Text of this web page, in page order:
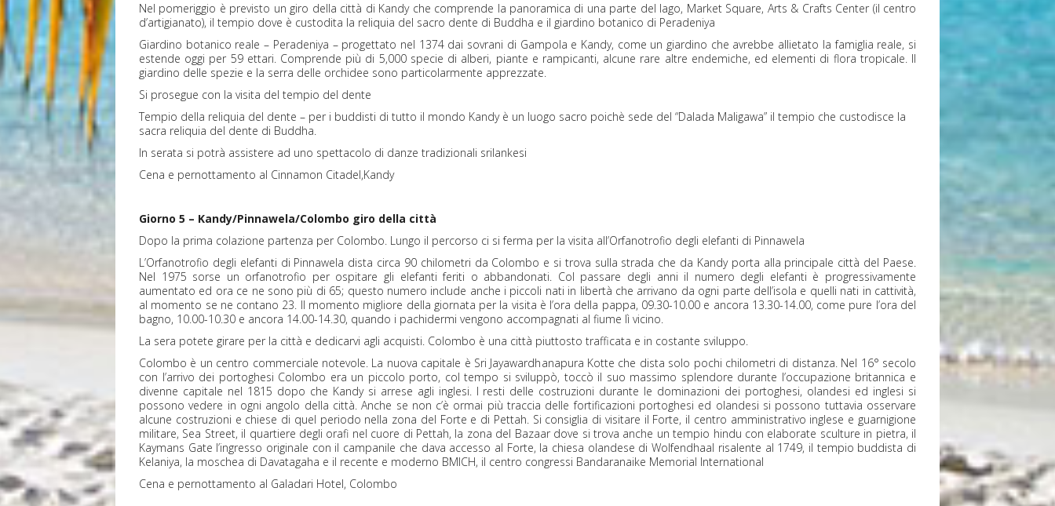
Nel pomeriggio è previsto un giro della città di Kandy che comprende la panoramica di una parte del lago, Market Square, Arts & Crafts Center (il centro
d’artigianato), il tempio dove è custodita la reliquia del sacro dente di Buddha e il giardino botanico di Peradeniya
Giardino botanico reale – Peradeniya – progettato nel 1374 dai sovrani di Gampola e Kandy, come un giardino che avrebbe allietato la famiglia reale, si
estende oggi per 59 ettari. Comprende più di 5,000 specie di alberi, piante e rampicanti, alcune rare altre endemiche, ed elementi di flora tropicale. Il
giardino delle spezie e la serra delle orchidee sono particolarmente apprezzate.
Si prosegue con la visita del tempio del dente
Tempio della reliquia del dente – per i buddisti di tutto il mondo Kandy è un luogo sacro poichè sede del “Dalada Maligawa” il tempio che custodisce la
sacra reliquia del dente di Buddha.
In serata si potrà assistere ad uno spettacolo di danze tradizionali srilankesi
Cena e pernottamento al Cinnamon Citadel,Kandy
Giorno 5 – Kandy/Pinnawela/Colombo giro della città
Dopo la prima colazione partenza per Colombo. Lungo il percorso ci si ferma per la visita all’Orfanotrofio degli elefanti di Pinnawela
L’Orfanotrofio degli elefanti di Pinnawela dista circa 90 chilometri da Colombo e si trova sulla strada che da Kandy porta alla principale città del Paese.
Nel 1975 sorse un orfanotrofio per ospitare gli elefanti feriti o abbandonati. Col passare degli anni il numero degli elefanti è progressivamente
aumentato ed ora ce ne sono più di 65; questo numero include anche i piccoli nati in libertà che arrivano da ogni parte dell’isola e quelli nati in cattività,
al momento se ne contano 23. Il momento migliore della giornata per la visita è l’ora della pappa, 09.30-10.00 e ancora 13.30-14.00, come pure l’ora del
bagno, 10.00-10.30 e ancora 14.00-14.30, quando i pachidermi vengono accompagnati al fiume lì vicino.
La sera potete girare per la città e dedicarvi agli acquisti. Colombo è una città piuttosto trafficata e in costante sviluppo.
Colombo è un centro commerciale notevole. La nuova capitale è Sri Jayawardhanapura Kotte che dista solo pochi chilometri di distanza. Nel 16° secolo
con l’arrivo dei portoghesi Colombo era un piccolo porto, col tempo si sviluppò, toccò il suo massimo splendore durante l’occupazione britannica e
divenne capitale nel 1815 dopo che Kandy si arrese agli inglesi. I resti delle costruzioni durante le dominazioni dei portoghesi, olandesi ed inglesi si
possono vedere in ogni angolo della città. Anche se non c’è ormai più traccia delle fortificazioni portoghesi ed olandesi si possono tuttavia osservare
alcune costruzioni e chiese di quel periodo nella zona del Forte e di Pettah. Si consiglia di visitare il Forte, il centro amministrativo inglese e guarnigione
militare, Sea Street, il quartiere degli orafi nel cuore di Pettah, la zona del Bazaar dove si trova anche un tempio hindu con elaborate sculture in pietra, il
Kaymans Gate l’ingresso originale con il campanile che dava accesso al Forte, la chiesa olandese di Wolfendhaal risalente al 1749, il tempio buddista di
Kelaniya, la moschea di Davatagaha e il recente e moderno BMICH, il centro congressi Bandaranaike Memorial International
Cena e pernottamento al Galadari Hotel, Colombo